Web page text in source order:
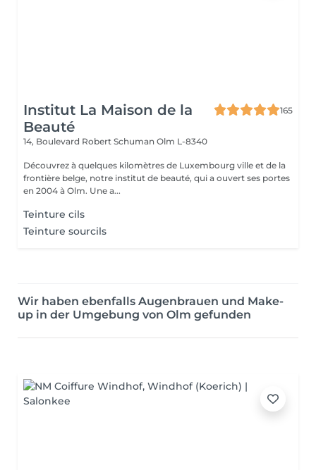
Institut La Maison de la
Beauté
165
14, Boulevard Robert Schuman Olm L-8340
Découvrez à quelques kilomètres de Luxembourg ville et de la
frontière belge, notre institut de beauté, qui a ouvert ses portes
en 2004 à Olm. Une a...
Teinture cils
Teinture sourcils
Wir haben ebenfalls Augenbrauen und Make-
up in der Umgebung von Olm gefunden